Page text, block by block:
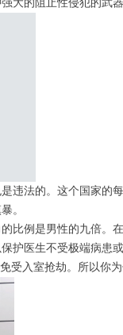
大的阻止性侵犯的武器
违法的。这个国家的
。
比例是男性的九倍。
护医生不受极端病患或
受入室抢劫。所以你